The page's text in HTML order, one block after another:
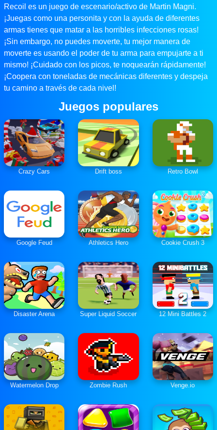
Recoil es un juego de escenario/activo de Martin Magni.
¡Juegas como una personita y con la ayuda de diferentes
armas tienes que matar a las horribles infecciones rosas!
¡Sin embargo, no puedes moverte, tu mejor manera de
moverte es usando el poder de tu arma para empujarte a ti
mismo! ¡Cuidado con los picos, te noquearán rápidamente!
¡Coopera con toneladas de mecánicas diferentes y despeja
tu camino a través de cada nivel!
Juegos populares
Crazy Cars Drift boss Retro Bowl
Google Feud Athletics Hero Cookie Crush 3
Disaster Arena Super Liquid Soccer 12 Mini Battles 2
Watermelon Drop Zombie Rush Venge.io